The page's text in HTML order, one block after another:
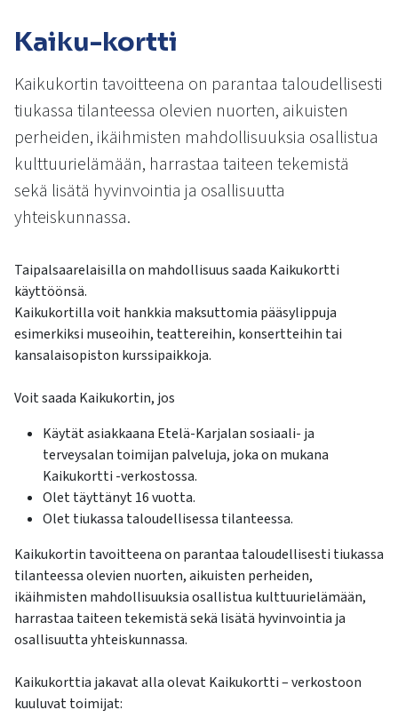
ja
pyyhkäisyliikkeitä.
Kaiku-kortti
Kaikukortin tavoitteena on parantaa taloudellisesti
tiukassa tilanteessa olevien nuorten, aikuisten
perheiden, ikäihmisten mahdollisuuksia osallistua
kulttuurielämään, harrastaa taiteen tekemistä
sekä lisätä hyvinvointia ja osallisuutta
yhteiskunnassa.
Taipalsaarelaisilla on mahdollisuus saada Kaikukortti
käyttöönsä.
Kaikukortilla voit hankkia maksuttomia pääsylippuja
esimerkiksi museoihin, teattereihin, konsertteihin tai
kansalaisopiston kurssipaikkoja.
Voit saada Kaikukortin, jos
Käytät asiakkaana Etelä-Karjalan sosiaali- ja
terveysalan toimijan palveluja, joka on mukana
Kaikukortti -verkostossa.
Olet täyttänyt 16 vuotta.
Olet tiukassa taloudellisessa tilanteessa.
Kaikukortin tavoitteena on parantaa taloudellisesti tiukassa
tilanteessa olevien nuorten, aikuisten perheiden,
ikäihmisten mahdollisuuksia osallistua kulttuurielämään,
harrastaa taiteen tekemistä sekä lisätä hyvinvointia ja
osallisuutta yhteiskunnassa.
Kaikukorttia jakavat alla olevat Kaikukortti – verkostoon
kuuluvat toimijat: